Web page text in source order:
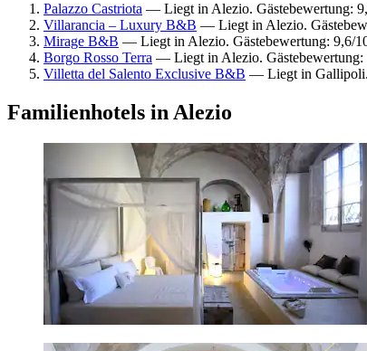
Palazzo Castriota — Liegt in Alezio. Gästebewertung:
Villarancia – Luxury B&B — Liegt in Alezio.
Mirage B&B — Liegt in Alezio. Gästebewertung: 9,6/
Borgo Rosso Terra — Liegt in Alezio.
Villetta del Salento Exclusive B&B — Liegt in Gallipoli.
Familienhotels in Alezio